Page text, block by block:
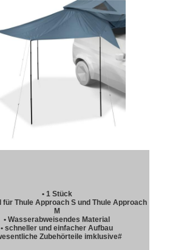
• 1 Stück
für Thule Approach S und Thule Approach
M
• Wasserabweisendes Material
• schneller und einfacher Aufbau
Zubehörteile imklusive#